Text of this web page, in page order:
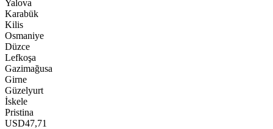
Yalova
Karabük
Kilis
Osmaniye
Düzce
Lefkoşa
Gazimağusa
Girne
Güzelyurt
İskele
Pristina
USD47,71